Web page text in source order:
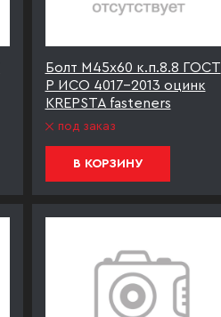
Болт М45х60 к.п.8.8 ГОСТ
Р ИСО 4017-2013 оцинк
KREPSTA fasteners
под заказ
В КОРЗИНУ